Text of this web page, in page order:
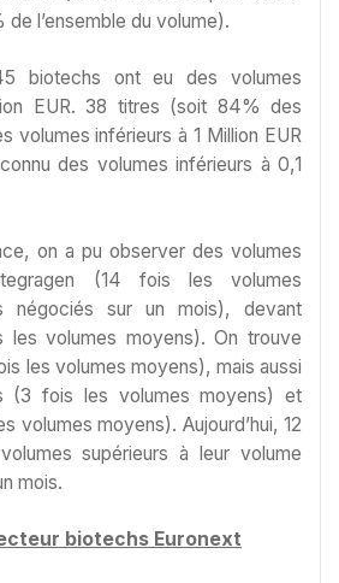
l’ensemble du volume).
biotechs ont eu des volumes
EUR. 38 titres (soit 84% des
volumes inférieurs à 1 Million EUR
des volumes inférieurs à 0,1
on a pu observer des volumes
(14 fois les volumes
négociés sur un mois), devant
les volumes moyens). On trouve
les volumes moyens), mais aussi
(3 fois les volumes moyens) et
volumes moyens). Aujourd’hui, 12
supérieurs à leur volume
mois.
biotechs Euronext